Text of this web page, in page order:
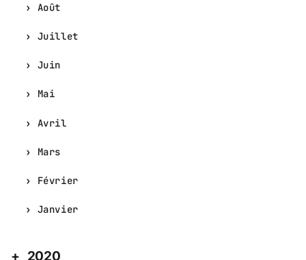
Août
Juillet
Juin
Mai
Avril
Mars
Février
Janvier
2020